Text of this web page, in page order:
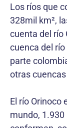
Los ríos que
328mil km²,
cuenta del río
cuenca del
parte
otras
El río Orinoco
mundo,